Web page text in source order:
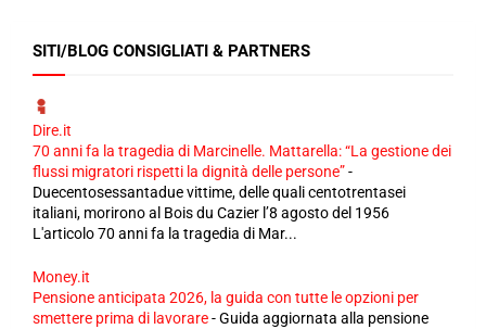
SITI/BLOG CONSIGLIATI & PARTNERS
Dire.it
70 anni fa la tragedia di Marcinelle. Mattarella: “La gestione dei
flussi migratori rispetti la dignità delle persone”-
Duecentosessantadue vittime, delle quali centotrentasei
italiani, morirono al Bois du Cazier l’8 agosto del 1956
L'articolo 70 anni fa la tragedia di Mar...
Money.it
Pensione anticipata 2026, la guida con tutte le opzioni per
smettere prima di lavorare-Guida aggiornata alla pensione